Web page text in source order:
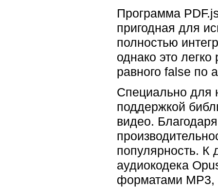
Программа
пригодная для
полностью
однако это
равного false по
Специально для
поддержкой
видео.
популярность. К
аудиокодека
форматами MP3,